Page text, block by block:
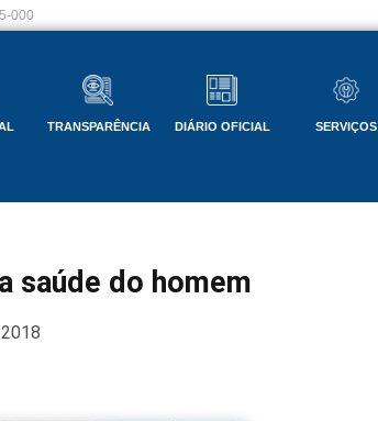
000
TRANSPARÊNCIA DIÁRIO OFICIAL SERVIÇOS
saúde do homem